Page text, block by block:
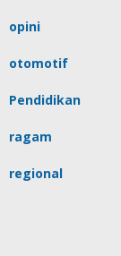
opini
otomotif
Pendidikan
ragam
regional